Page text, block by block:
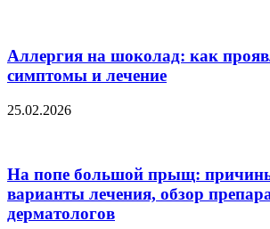
Аллергия на шоколад: как
симптомы и лечение
25.02.2026
На попе большой прыщ:
варианты лечения, обзор
дерматологов